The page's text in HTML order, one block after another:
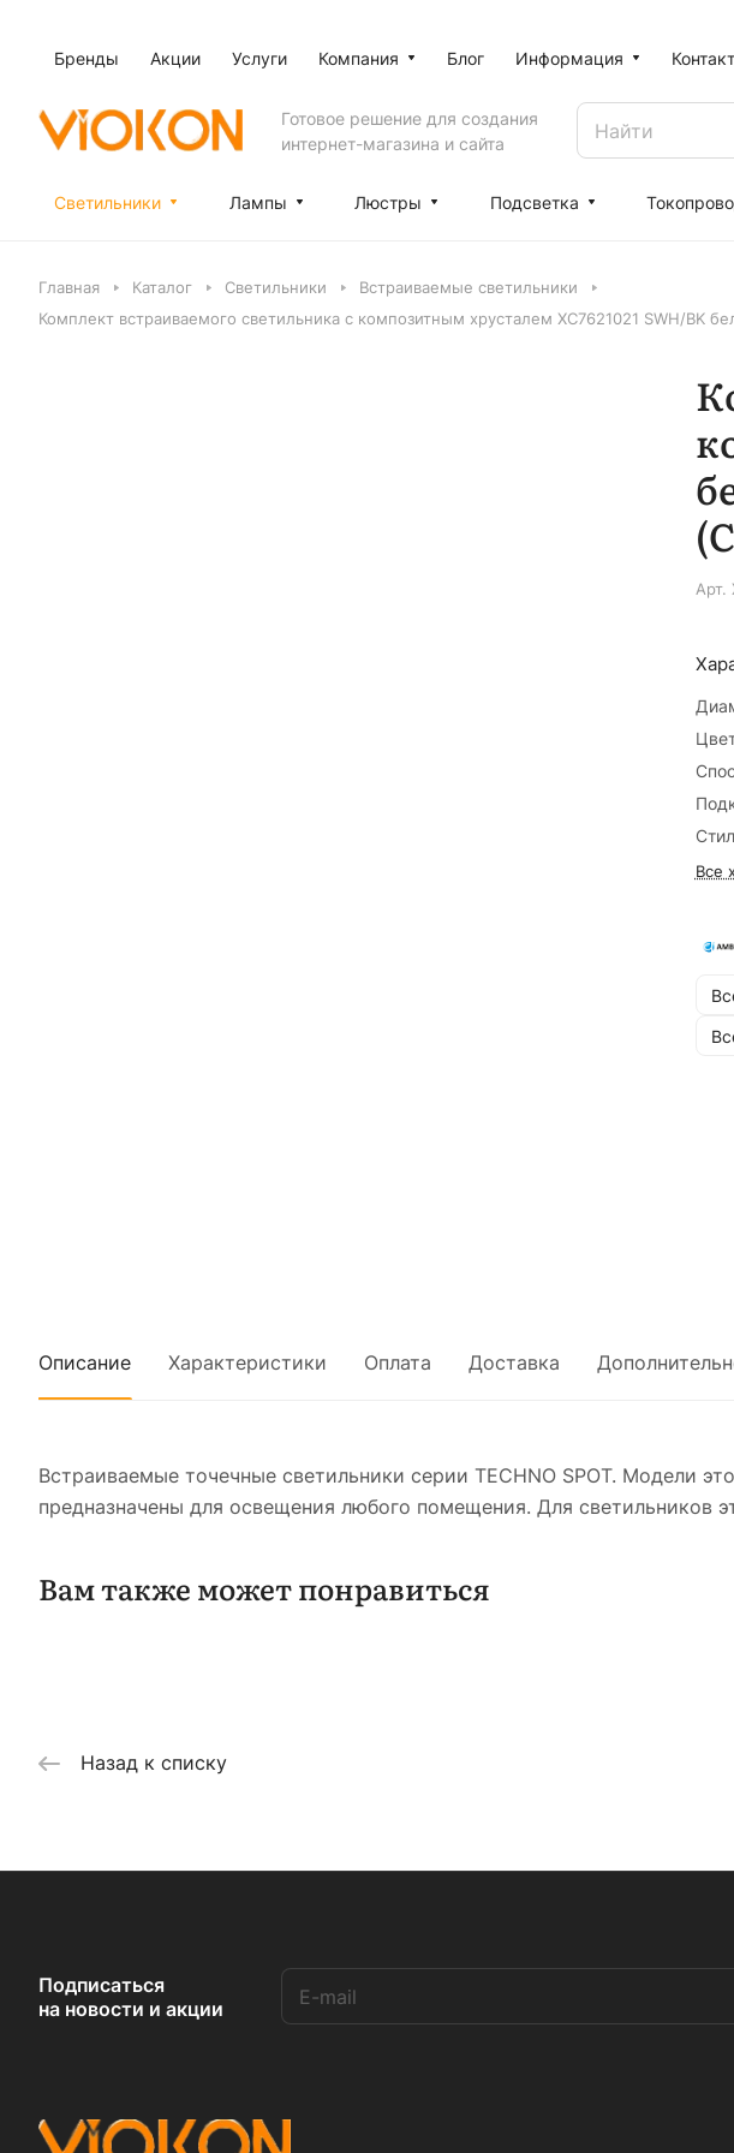
Бренды Акции Услуги Компания Блог Информация
Готовое решение для создания
интернет-магазина и сайта
Светильники Лампы Люстры Подсветка
Главная Каталог Светильники
Встраиваемые светильники
Комплект встраиваемого светильника с композитным хрусталем XC7621021 SWH/BK
Арт.
Все
Описание Характеристики Оплата Доставка
Встраиваемые точечные светильники серии TECHNO SPOT. Модели
предназначены для освещения любого помещения. Для светильников
Вам также может понравиться
Назад к списку
Подписаться
на новости и акции